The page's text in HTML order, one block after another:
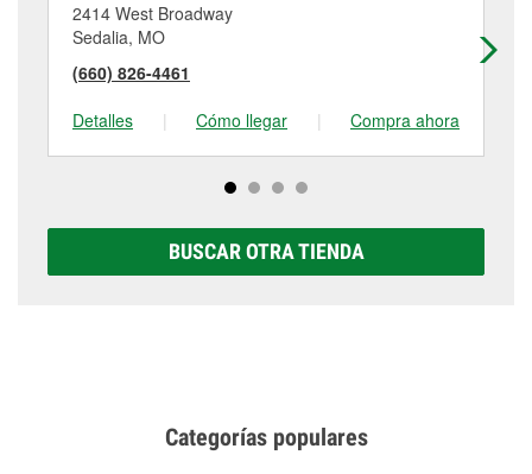
2414 West Broadway
Sedalia, MO
(660) 826-4461
Detalles
| Cómo llegar | Compra ahora
BUSCAR OTRA TIENDA
Categorías populares